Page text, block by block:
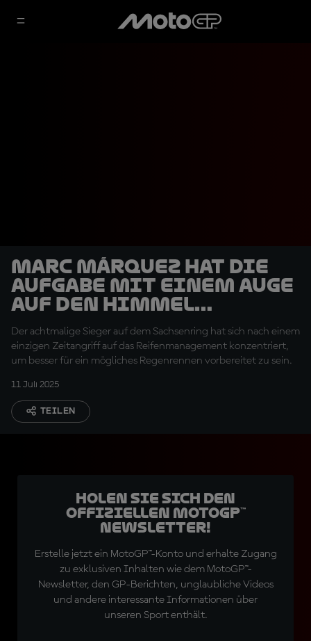
Marc Márquez hat die
Aufgabe mit einem Auge
auf den Himmel
erledigt
Der achtmalige Sieger auf dem Sachsenring hat sich nach einem
einzigen Zeitangriff auf das Reifenmanagement konzentriert,
um besser für ein mögliches Regenrennen vorbereitet zu sein.
11 Juli 2025
TEILEN
Holen Sie sich den
offiziellen MotoGP™
Newsletter!
Erstelle jetzt ein MotoGP™-Konto und erhalte Zugang
zu exklusiven Inhalten wie dem MotoGP™-
Newsletter, den GP-Berichten, unglaubliche Videos
und andere interessante Informationen über
unseren Sport enthält.